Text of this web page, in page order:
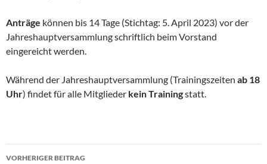
Anträge können bis 14 Tage (Stichtag: 5. April 2023) vor der
Jahreshauptversammlung schriftlich beim Vorstand
eingereicht werden.
Während der Jahreshauptversammlung (Trainingszeiten ab 18
Uhr) findet für alle Mitglieder kein Trainingstatt.
Beitragsnavigation
VORHERIGER BEITRAG